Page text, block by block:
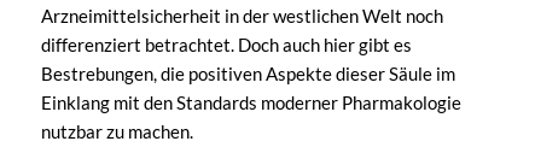
Arzneimittelsicherheit in der westlichen Welt noch
differenziert betrachtet. Doch auch hier gibt es
Bestrebungen, die positiven Aspekte dieser Säule im
Einklang mit den Standards moderner Pharmakologie
nutzbar zu machen.